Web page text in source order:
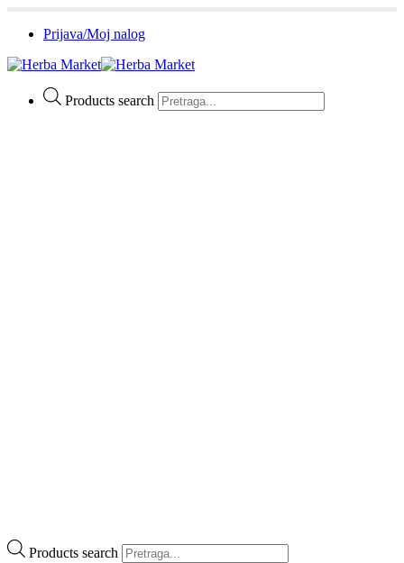
Prijava/Moj nalog
Products search
Products search